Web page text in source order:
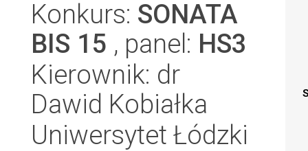
Konkurs: SONATA
BIS 15 , panel: HS3
Kierownik: dr
Dawid Kobiałka
Uniwersytet Łódzki